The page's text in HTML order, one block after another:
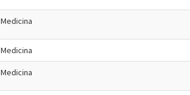
Medicina
Medicina
Medicina